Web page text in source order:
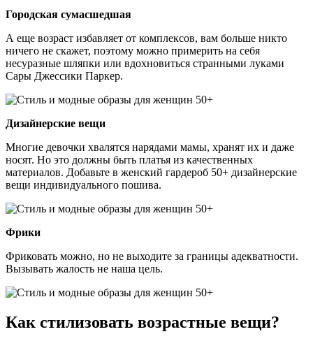
Городская сумасшедшая
А еще возраст избавляет от комплексов, вам больше никто
ничего не скажет, поэтому можно примерить на себя
несуразные шляпки или вдохновиться странными луками
Сары Джессики Паркер.
Дизайнерские вещи
Многие девочки хвалятся нарядами мамы, хранят их и даже
носят. Но это должны быть платья из качественных
материалов. Добавьте в женский гардероб 50+ дизайнерские
вещи индивидуального пошива.
Фрики
Фриковать можно, но не выходите за границы адекватности.
Вызывать жалость не наша цель.
Как стилизовать возрастные вещи?